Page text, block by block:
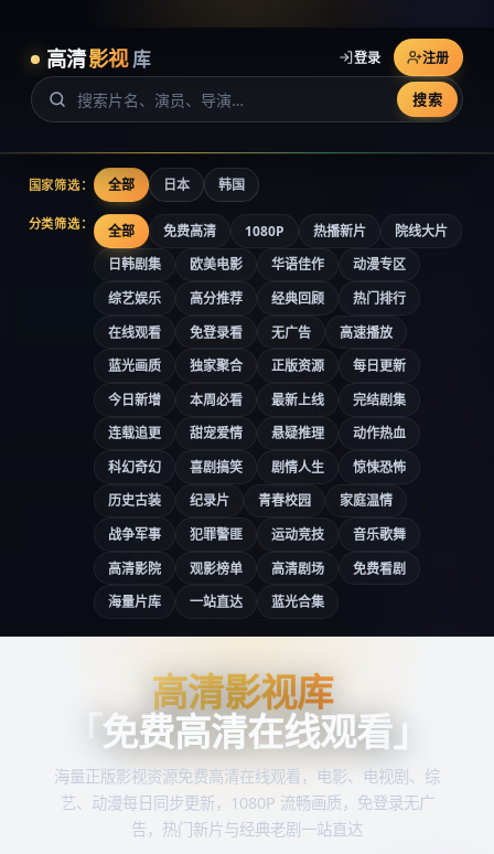
高清影视 库
搜索
登录 注册
国家筛选： 全部 日本 韩国
分类筛选： 全部 免费高清 1080P 热播新片
院线大片
日韩剧集
欧美电影 华语佳作
动漫专区
综艺娱乐
高分推荐 经典回顾
热门排行
在线观看
免登录看 无广告
高速播放
蓝光画质
独家聚合 正版资源
每日更新
今日新增
本周必看 最新上线
完结剧集
连载追更
甜宠爱情 悬疑推理
动作热血
科幻奇幻
喜剧搞笑 剧情人生
惊悚恐怖
历史古装
纪录片 青春校园
家庭温情
战争军事
犯罪警匪 运动竞技
音乐歌舞
高清影院
观影榜单 高清剧场
免费看剧
海量片库
一站直达 蓝光合集
高清影视库
高清影视库
免费高清在线观看」
海量正版影视资源免费高清在线观看 ，电影、电视剧、综
艺、动漫每日同步更新，1080P 流畅画质，免登录无广
告，热门新片与经典老剧一站直达